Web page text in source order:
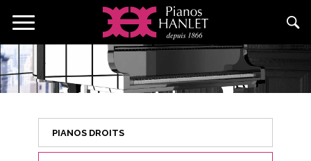
principal
Toggle
PIANOS DROITS